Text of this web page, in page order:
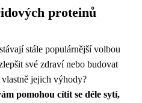
proteinů
stále populárnější volbou
své zdraví nebo budovat
jejich výhody?
pomohou cítit se déle sytí,